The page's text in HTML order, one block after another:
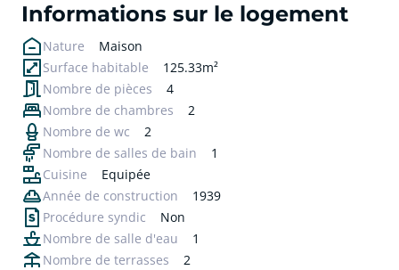
Informations sur le logement
Nature
Maison
Surface habitable
125.33m²
Nombre de pièces
4
Nombre de chambres
2
Nombre de wc
2
Nombre de salles de bain
1
Cuisine
Equipée
Année de construction
1939
Procédure syndic
Non
Nombre de salle d'eau
1
Nombre de terrasses
2